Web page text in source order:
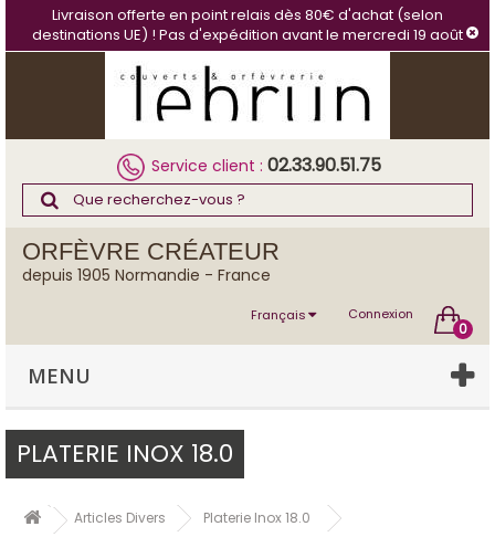
Livraison offerte en point relais dès 80€ d'achat (selon
destinations UE) ! Pas d'expédition avant le mercredi 19 août
Service client : 02.33.90.51.75
ORFÈVRE CRÉATEUR
depuis 1905 Normandie - France
0
Connexion
Français
MENU
PLATERIE INOX 18.0
Articles Divers
Platerie Inox 18.0
Panneau de gestion des cookies